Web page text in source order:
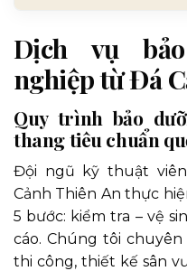
Dịch vụ
nghiệp từ Đá
Quy trình bảo
thang tiêu chuẩn
Đội ngũ kỹ thuật
Cảnh Thiên An thực
5 bước: kiểm tra – vệ
cáo. Chúng tôi
thi công, thiết kế sân